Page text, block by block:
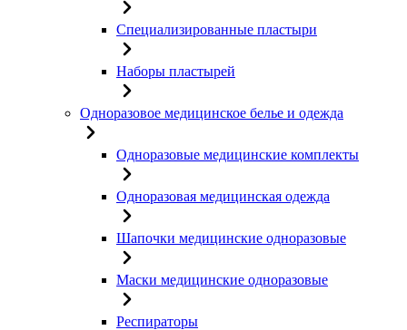
Специализированные пластыри
Наборы пластырей
Одноразовое медицинское белье и одежда
Одноразовые медицинские комплекты
Одноразовая медицинская одежда
Шапочки медицинские одноразовые
Маски медицинские одноразовые
Респираторы